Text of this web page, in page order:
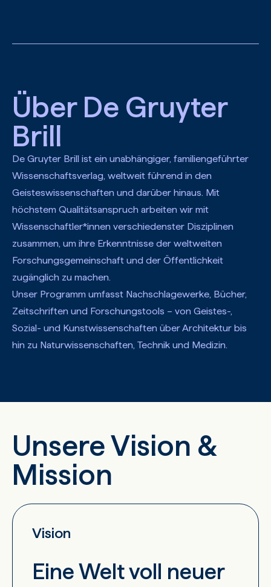
Über De Gruyter
Brill
De Gruyter Brill ist ein unabhängiger, familiengeführter
Wissenschaftsverlag, weltweit führend in den
Geisteswissenschaften und darüber hinaus. Mit
höchstem Qualitätsanspruch arbeiten wir mit
Wissenschaftler*innen verschiedenster Disziplinen
zusammen, um ihre Erkenntnisse der weltweiten
Forschungsgemeinschaft und der Öffentlichkeit
zugänglich zu machen.
Unser Programm umfasst Nachschlagewerke, Bücher,
Zeitschriften und Forschungstools – von Geistes-,
Sozial- und Kunstwissenschaften über Architektur bis
hin zu Naturwissenschaften, Technik und Medizin.
Unsere Vision &
Mission
Vision
Eine Welt voll neuer